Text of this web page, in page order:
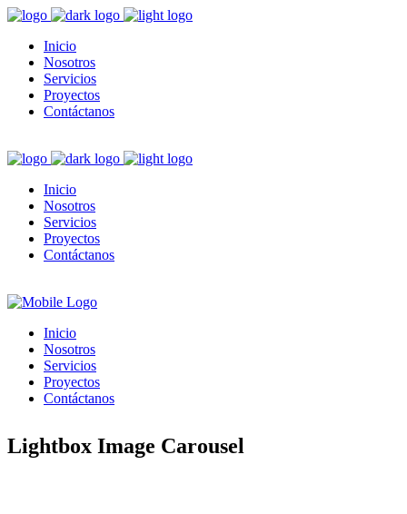
Inicio
Nosotros
Servicios
Proyectos
Contáctanos
Inicio
Nosotros
Servicios
Proyectos
Contáctanos
Inicio
Nosotros
Servicios
Proyectos
Contáctanos
Lightbox Image Carousel